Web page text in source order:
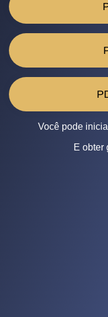
Você pode
E obter